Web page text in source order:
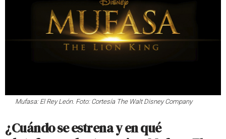
Mufasa: El Rey León. Foto: Cortesía The Walt Disney Company
¿Cuándo se estrena y en qué